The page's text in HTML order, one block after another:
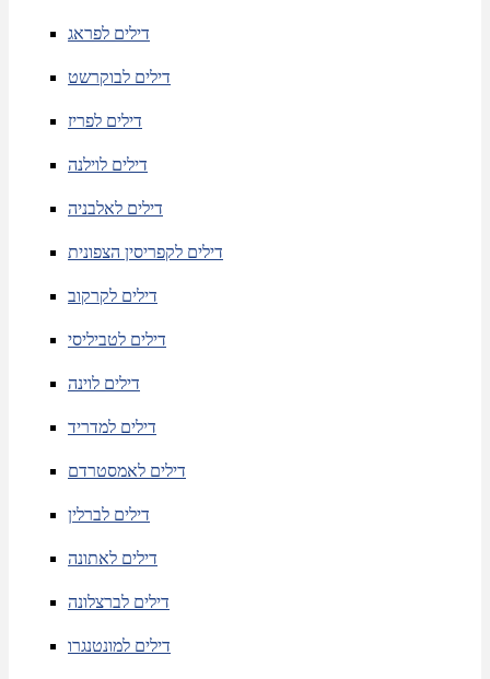
דילים לפראג
דילים לבוקרשט
דילים לפריז
דילים לוילנה
דילים לאלבניה
דילים לקפריסין הצפונית
דילים לקרקוב
דילים לטביליסי
דילים לוינה
דילים למדריד
דילים לאמסטרדם
דילים לברלין
דילים לאתונה
דילים לברצלונה
דילים למונטנגרו